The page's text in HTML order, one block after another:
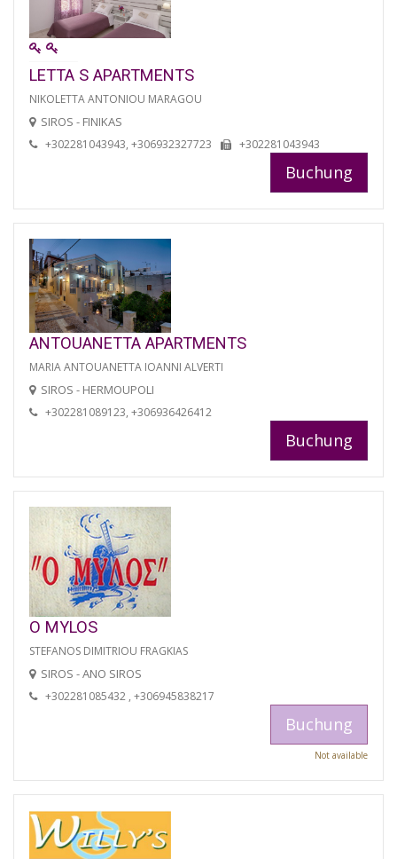
LETTA S APARTMENTS
NIKOLETTA ANTONIOU MARAGOU
SIROS - FINIKAS
+302281043943, +306932327723 +302281043943
Buchung
ANTOUANETTA APARTMENTS
MARIA ANTOUANETTA IOANNI ALVERTI
SIROS - HERMOUPOLI
+302281089123, +306936426412
Buchung
O MYLOS
STEFANOS DIMITRIOU FRAGKIAS
SIROS - ANO SIROS
+302281085432 , +306945838217
Buchung
Not available